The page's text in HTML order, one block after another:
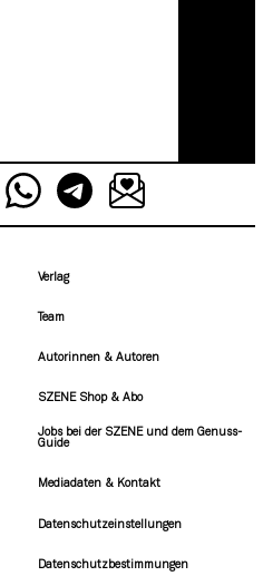
Verlag
Team
Autorinnen & Autoren
SZENE Shop & Abo
Jobs bei der SZENE und dem Genuss-
Guide
Mediadaten & Kontakt
Datenschutzeinstellungen
Datenschutzbestimmungen